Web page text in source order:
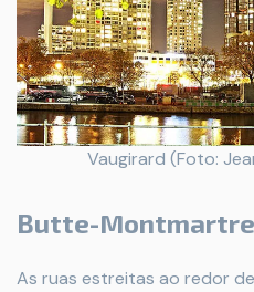
Vaugirard (Foto:
Butte-Montmartre
As ruas estreitas ao redor